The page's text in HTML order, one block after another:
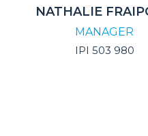
NATHALIE
MANAGER
IPI 503 980